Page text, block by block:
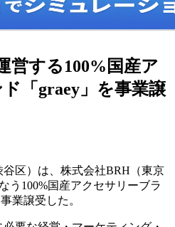
営する100%国産ア
「graey」を事業譲
区）は、株式会社BRH（東京
う100%国産アクセサリーブラ
業譲受した。